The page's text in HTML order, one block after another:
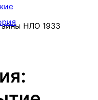
НЛО 1933